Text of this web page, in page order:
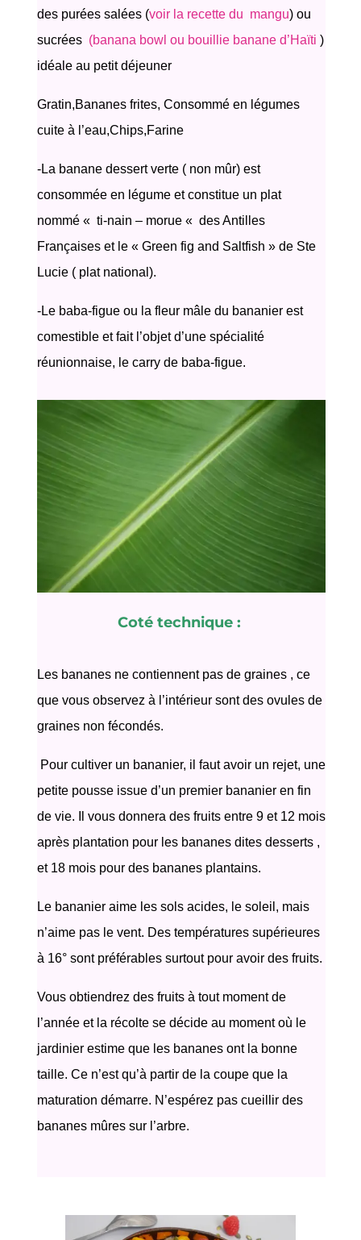
des purées salées (voir la recette du mangu) ou
sucrées (banana bowl ou bouillie banane d’Haïti )
idéale au petit déjeuner
Gratin,Bananes frites, Consommé en légumes
cuite à l’eau,Chips,Farine
-La banane dessert verte ( non mûr) est
consommée en légume et constitue un plat
nommé « ti-nain – morue « des Antilles
Françaises et le « Green fig and Saltfish » de Ste
Lucie ( plat national).
-Le baba-figue ou la fleur mâle du bananier est
comestible et fait l’objet d’une spécialité
réunionnaise, le carry de baba-figue.
Coté technique :
Les bananes ne contiennent pas de graines , ce
que vous observez à l’intérieur sont des ovules de
graines non fécondés.
Pour cultiver un bananier, il faut avoir un rejet, une
petite pousse issue d’un premier bananier en fin
de vie. Il vous donnera des fruits entre 9 et 12 mois
après plantation pour les bananes dites desserts ,
et 18 mois pour des bananes plantains.
Le bananier aime les sols acides, le soleil, mais
n’aime pas le vent. Des températures supérieures
à 16° sont préférables surtout pour avoir des fruits.
Vous obtiendrez des fruits à tout moment de
l’année et la récolte se décide au moment où le
jardinier estime que les bananes ont la bonne
taille. Ce n’est qu’à partir de la coupe que la
maturation démarre. N’espérez pas cueillir des
bananes mûres sur l’arbre.